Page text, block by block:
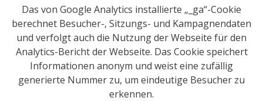
Das von Google Analytics installierte „_ga“-Cookie
berechnet Besucher-, Sitzungs- und Kampagnendaten
und verfolgt auch die Nutzung der Webseite für den
Analytics-Bericht der Webseite. Das Cookie speichert
Informationen anonym und weist eine zufällig
generierte Nummer zu, um eindeutige Besucher zu
erkennen.